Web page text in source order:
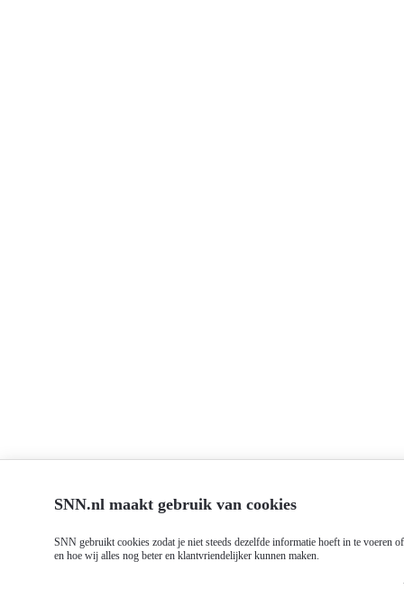
SNN.nl maakt gebruik van cookies
SNN gebruikt cookies zodat je niet steeds dezelfde informatie hoeft in te voeren
en hoe wij alles nog beter en klantvriendelijker kunnen maken.